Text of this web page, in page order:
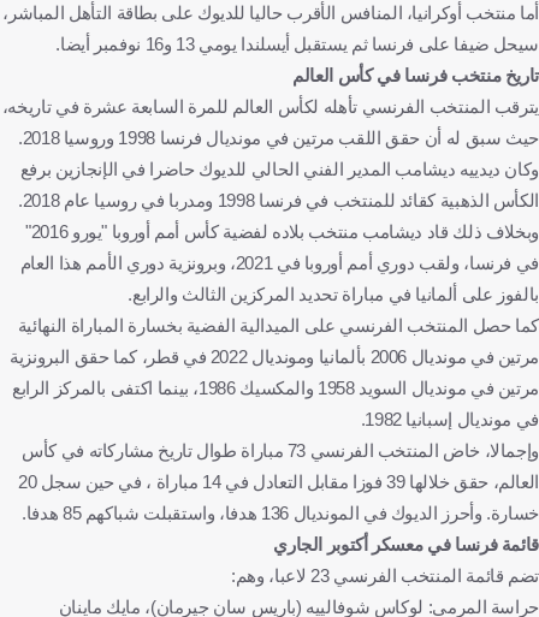
أما منتخب أوكرانيا، المنافس الأقرب حاليا للديوك على بطاقة التأهل المباشر،
سيحل ضيفا على فرنسا ثم يستقبل أيسلندا يومي 13 و16 نوفمبر أيضا.
تاريخ منتخب فرنسا في كأس العالم
يترقب المنتخب الفرنسي تأهله لكأس العالم للمرة السابعة عشرة في تاريخه،
حيث سبق له أن حقق اللقب مرتين في مونديال فرنسا 1998 وروسيا 2018.
وكان ديدييه ديشامب المدير الفني الحالي للديوك حاضرا في الإنجازين برفع
الكأس الذهبية كقائد للمنتخب في فرنسا 1998 ومدربا في روسيا عام 2018.
وبخلاف ذلك قاد ديشامب منتخب بلاده لفضية كأس أمم أوروبا "يورو 2016"
في فرنسا، ولقب دوري أمم أوروبا في 2021، وبرونزية دوري الأمم هذا العام
بالفوز على ألمانيا في مباراة تحديد المركزين الثالث والرابع.
كما حصل المنتخب الفرنسي على الميدالية الفضية بخسارة المباراة النهائية
مرتين في مونديال 2006 بألمانيا ومونديال 2022 في قطر، كما حقق البرونزية
مرتين في مونديال السويد 1958 والمكسيك 1986، بينما اكتفى بالمركز الرابع
في مونديال إسبانيا 1982.
وإجمالا، خاض المنتخب الفرنسي 73 مباراة طوال تاريخ مشاركاته في كأس
العالم، حقق خلالها 39 فوزا مقابل التعادل في 14 مباراة ، في حين سجل 20
خسارة. وأحرز الديوك في المونديال 136 هدفا، واستقبلت شباكهم 85 هدفا.
قائمة فرنسا في معسكر أكتوبر الجاري
تضم قائمة المنتخب الفرنسي 23 لاعبا، وهم:
حراسة المرمى: لوكاس شوفالييه (باريس سان جيرمان)، مايك ماينان